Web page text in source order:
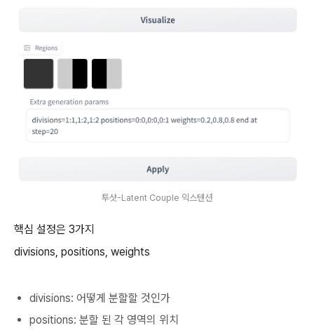
투샷-Latent Couple 익스텐션
핵심 설정은 3가지
divisions, positions, weights
divisions: 어떻게 분할할 것인가
positions: 분할 된 각 영역의 위치